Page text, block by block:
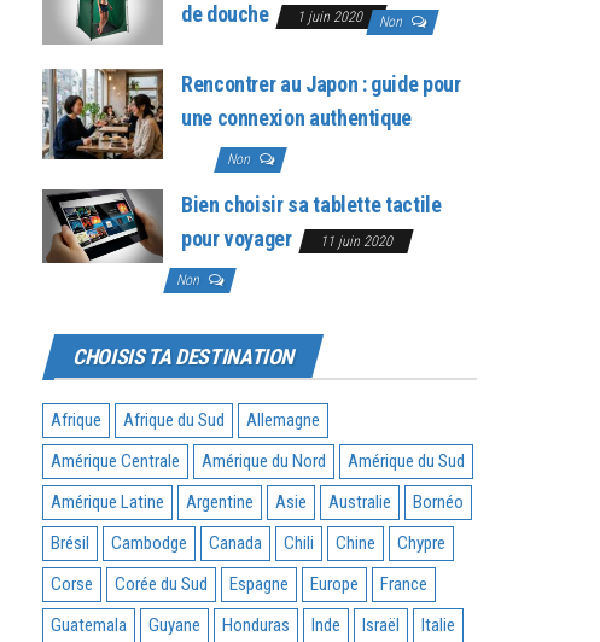
de douche
1 juin 2020 Non
Rencontrer au Japon : guide pour
une connexion authentique
Non
Bien choisir sa tablette tactile
pour voyager
11 juin 2020
Non
CHOISIS TA DESTINATION
Afrique Afrique du Sud
Allemagne
Amérique Centrale
Amérique du Nord
Amérique du Sud
Amérique Latine
Argentine Asie Australie
Bornéo
Brésil
Cambodge Canada Chili Chine
Chypre
Corse
Corée du Sud Espagne Europe
France
Guatemala
Guyane Honduras Inde Israël Italie